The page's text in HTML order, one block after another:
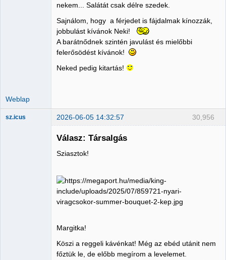
nekem... Salátát csak délre szedek.
Sajnálom, hogy a férjedet is fájdalmak kínozzák,
jobbulást kívánok Neki!
A barátnődnek szintén javulást és mielőbbi
felerősödést kívánok!
Neked pedig kitartás!
Weblap
30,956
sz.icus 2026-06-05 14:32:57
Válasz: Társalgás
Sziasztok!
Margitka!
Köszi a reggeli kávénkat! Még az ebéd utánit nem
főztük le, de előbb megírom a levelemet.